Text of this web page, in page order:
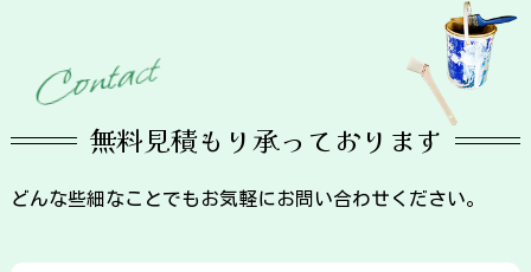
Contact
無料見積もり承っております
どんな些細なことでもお気軽にお問い合わせください。